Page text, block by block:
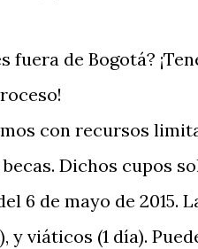
fuera de Bogotá?
con recursos
Dichos cupos
6 de mayo de 2015.
y viáticos (1 día).